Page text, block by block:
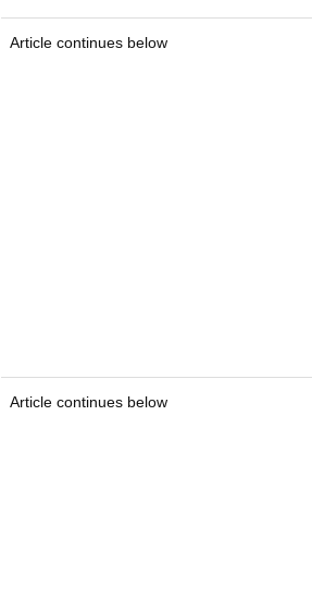
Article continues below
Article continues below